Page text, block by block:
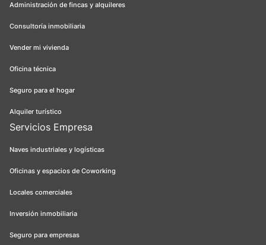
Administración de fincas y alquileres
Consultoría inmobiliaria
Vender mi vivienda
Oficina técnica
Seguro para el hogar
Alquiler turístico
Servicios Empresa
Naves industriales y logísticas
Oficinas y espacios de Coworking
Locales comerciales
Inversión inmobiliaria
Seguro para empresas